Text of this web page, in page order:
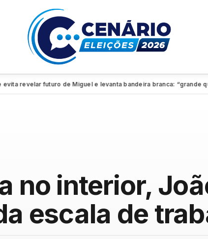
futuro de Miguel e levanta bandeira branca: “grande
no interior,
escala de